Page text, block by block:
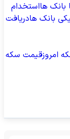
بانک هااستخدام
بانک هادریافت
امروزقیمت سکه